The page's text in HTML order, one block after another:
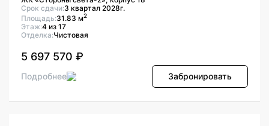
Срок сдачи:3 квартал 2028г.
Площадь:31.83 м2
Этаж:4 из 17
Отделка:Чистовая
5 697 570 ₽
Подробнее Забронировать